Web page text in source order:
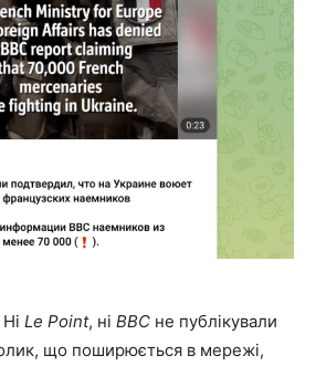
Le Point, ні ВВС не публікували
що поширюється в мережі,